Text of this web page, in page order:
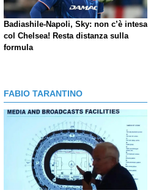
Badiashile-Napoli, Sky: non c’è intesa
col Chelsea! Resta distanza sulla
formula
FABIO TARANTINO